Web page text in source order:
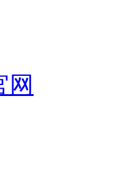
网